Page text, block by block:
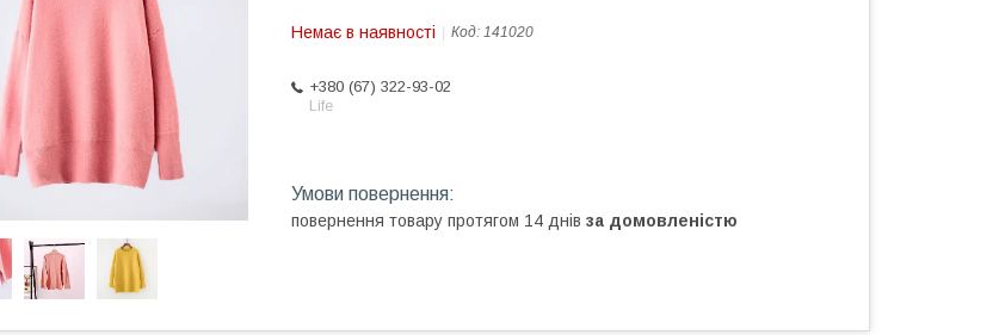
Немає в наявності Код: 141020
+380 (67) 322-93-02
Life
повернення товару протягом 14 днів за домовленістю